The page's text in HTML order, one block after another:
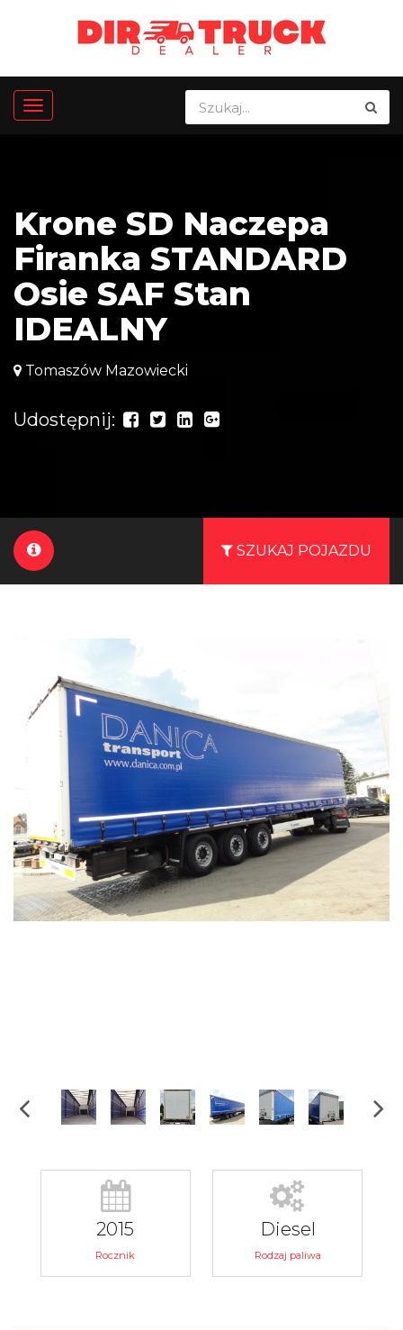
Krone SD Naczepa
Firanka STANDARD
Osie SAF Stan
IDEALNY
Tomaszów Mazowiecki
Udostępnij:
SZUKAJ POJAZDU
2015
Rocznik
Diesel
Rodzaj paliwa